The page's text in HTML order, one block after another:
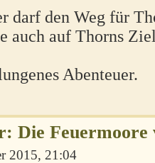
darf den Weg für
auch auf Thorns
Abenteuer.
Die Feuermoore
2015, 21:04